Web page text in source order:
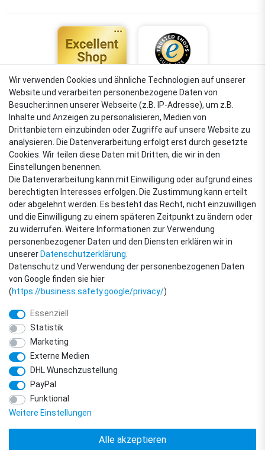
4,88
Sehr gut
VERSANDARTEN
ZAHLUNGSARTEN
© Copyright 2018 - 2026 filter-direkt. Alle Rechte vorbehalten. / *Alle Preise
verstehen sich inkl. MwSt. und zzgl. Versandkosten.
Wir verwenden Cookies und ähnliche Technologien auf unserer
Website und verarbeiten personenbezogene Daten von
Besucher:innen unserer Webseite (z.B. IP-Adresse), um z.B.
Inhalte und Anzeigen zu personalisieren, Medien von
Drittanbietern einzubinden oder Zugriffe auf unsere Website zu
analysieren. Die Datenverarbeitung erfolgt erst durch gesetzte
Cookies. Wir teilen diese Daten mit Dritten, die wir in den
Einstellungen benennen.
Die Datenverarbeitung kann mit Einwilligung oder aufgrund eines
berechtigten Interesses erfolgen. Die Zustimmung kann erteilt
oder abgelehnt werden. Es besteht das Recht, nicht einzuwilligen
und die Einwilligung zu einem späteren Zeitpunkt zu ändern oder
zu widerrufen. Weitere Informationen zur Verwendung
personenbezogener Daten und den Diensten erklären wir in
unserer Daten­schutz­erklärung
Datenschutz und Verwendung der personenbezogenen Daten
von Google finden sie hier
(https://business.safety.google/privacy/)
Essenziell
Statistik
Marketing
Externe Medien
DHL Wunschzustellung
PayPal
Funktional
Weitere Einstellungen
Alle akzeptieren